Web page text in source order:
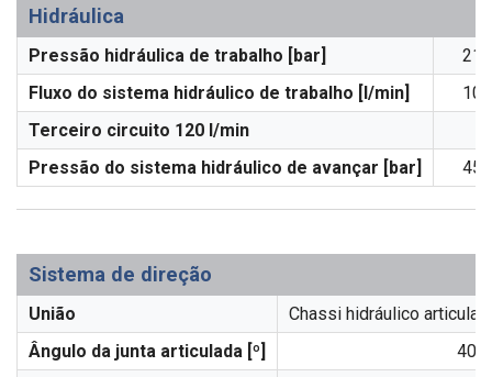
Hidráulica
Pressão hidráulica de trabalho [bar]
210
Fluxo do sistema hidráulico de trabalho [l/min]
100
Terceiro circuito 120 l/min
Pressão do sistema hidráulico de avançar [bar]
455
Sistema de direção
União
Chassi hidráulico
Ângulo da junta articulada [º]
40